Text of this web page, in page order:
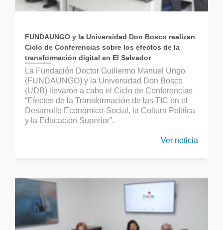
FUNDAUNGO y la Universidad Don Bosco realizan
Ciclo de Conferencias sobre los efectos de la
transformación digital en El Salvador
La Fundación Doctor Guillermo Manuel Ungo
(FUNDAUNGO) y la Universidad Don Bosco
(UDB) llevaron a cabo el Ciclo de Conferencias
“Efectos de la Transformación de las TIC en el
Desarrollo Económico-Social, la Cultura Política
y la Educación Superior”.
Ver noticia